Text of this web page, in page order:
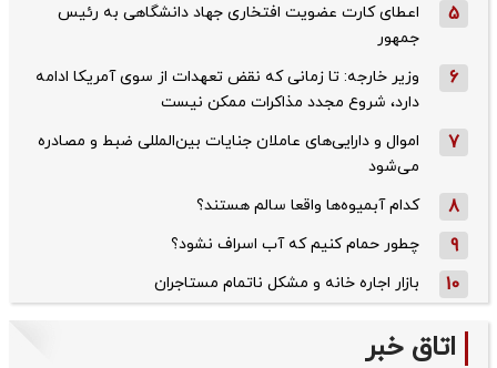
5
اعطای کارت عضویت افتخاری جهاد دانشگاهی به رئیس‌
جمهور
6
وزیر خارجه: تا زمانی که نقض تعهدات از سوی آمریکا ادامه
دارد، شروع مجدد مذاکرات ممکن نیست
7
اموال و دارایی‌های عاملان جنایات بین‌المللی ضبط و مصادره
می‌شود
8 کدام آبمیوه‌ها واقعا سالم هستند؟
9 چطور حمام کنیم که آب اسراف نشود؟
10 بازار اجاره خانه و مشکل ناتمام مستاجران
اتاق خبر